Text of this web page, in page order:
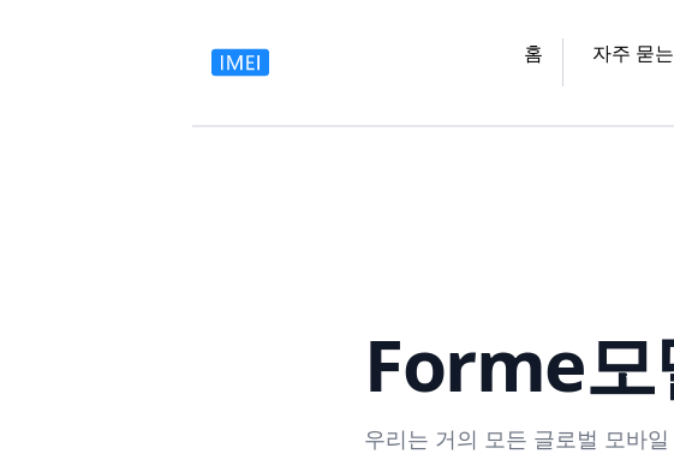
홈 자주 묻
Forme
우리는 거의 모든 글로벌 모바